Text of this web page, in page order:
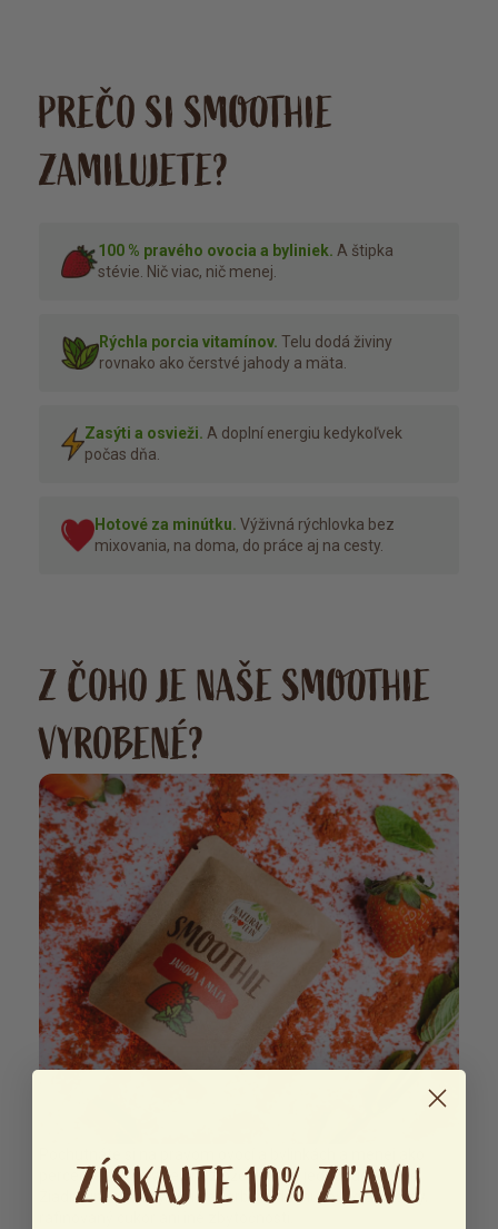
PREČO SI SMOOTHIE
ZAMILUJETE?
100 % pravého ovocia a byliniek. A štipka
stévie. Nič viac, nič menej.
Rýchla porcia vitamínov. Telu dodá živiny
rovnako ako čerstvé jahody a mäta.
Zasýti a osvieži. A doplní energiu kedykoľvek
počas dňa.
Hotové za minútku. Výživná rýchlovka bez
mixovania, na doma, do práce aj na cesty.
Z ČOHO JE NAŠE SMOOTHIE
VYROBENÉ?
Pochutnáte si na pravom ovocí a bylinkách a menej ako
percente stévie v celom zložení. Také jednoduché to je.
Žiadne iné prísady, umelé farbivá, dochucovadlá, arómy,
ZÍSKAJTE 10% ZĽAVU